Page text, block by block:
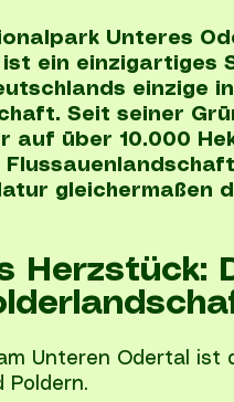
Unteres
ist ein einzigartiges
einzige
Seit seiner
auf über 10.000
gleichermaßen
Herzstück:
Unteren Odertal ist
Poldern.